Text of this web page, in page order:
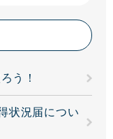
う！
状況届につい